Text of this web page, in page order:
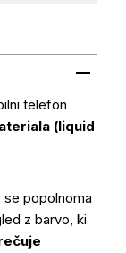
telefon
(liquid
se popolnoma
z barvo, ki